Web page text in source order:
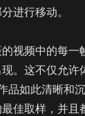
进行移动。
视频中的每
。这不仅允
品如此清晰和
佳取样，并